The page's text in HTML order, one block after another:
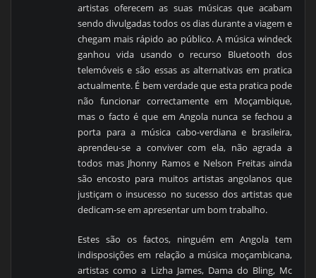
artistas oferecem as suas músicas que acabam
sendo divulgadas todos os dias durante a viagem e
chegam mais rápido ao público. A música windeck
ganhou vida usando o recurso Bluetooth dos
telemóveis e são essas as alternativas em pratica
actualmente. É bem verdade que esta pratica pode
não funcionar correctamente em Moçambique,
mas o facto é que em Angola nunca se fechou a
porta para a música cabo-verdiana e brasileira,
aprendeu-se a conviver com ela, não agrada a
todos mas Jhonny Ramos e Nelson Freitas ainda
são encosto para muitos artistas angolanos que
justiçam o insucesso no sucesso dos artistas que
dedicam-se em apresentar um bom trabalho.
Estes são os factos, ninguém em Angola tem
indisposições em relação a música moçambicana,
artistas como a Lizha James, Dama do Bling, Mc